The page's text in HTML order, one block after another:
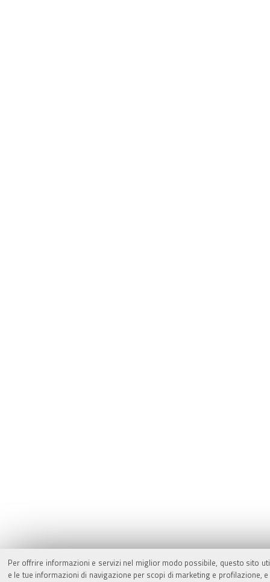
Per offrire informazioni e servizi nel miglior modo possibile, questo sito
e le tue informazioni di navigazione per scopi di marketing e